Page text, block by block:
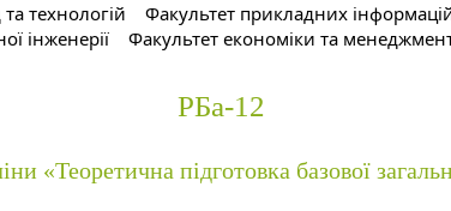
технологій Факультет прикладних
інженерії
Факультет економіки та
РБа-12
«Теоретична підготовка базової